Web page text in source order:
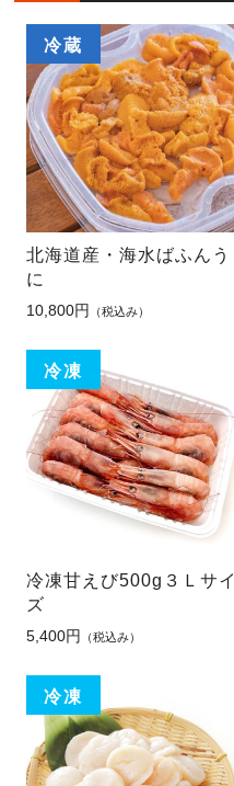
北海道産・海水ばふんう
に
10,800円 （税込み）
冷凍甘えび500g３Ｌサイ
ズ
5,400円 （税込み）